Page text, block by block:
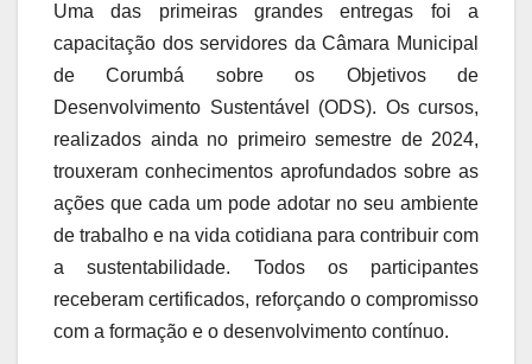
Uma das primeiras grandes entregas foi a
capacitação dos servidores da Câmara Municipal
de Corumbá sobre os Objetivos de
Desenvolvimento Sustentável (ODS). Os cursos,
realizados ainda no primeiro semestre de 2024,
trouxeram conhecimentos aprofundados sobre as
ações que cada um pode adotar no seu ambiente
de trabalho e na vida cotidiana para contribuir com
a sustentabilidade. Todos os participantes
receberam certificados, reforçando o compromisso
com a formação e o desenvolvimento contínuo.